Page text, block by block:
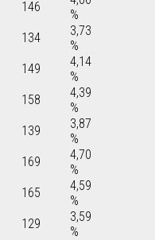
146
%
134
3,73
%
149
4,14
%
158
4,39
%
139
3,87
%
169
4,70
%
165
4,59
%
129
3,59
%